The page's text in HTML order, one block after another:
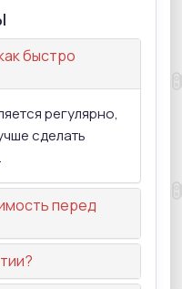
быстро
регулярно,
сделать
перед